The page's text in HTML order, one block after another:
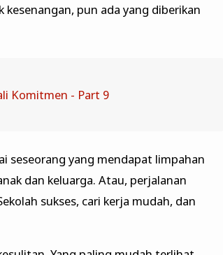
pun ada yang diberikan
Komitmen - Part 9
seseorang yang mendapat limpahan
dan keluarga. Atau, perjalanan
sukses, cari kerja mudah, dan